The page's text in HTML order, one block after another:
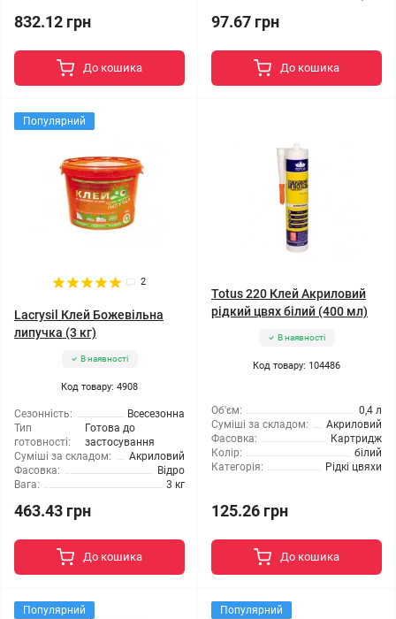
832.12 грн
До кошика
97.67 грн
До кошика
Популярний
2
Lacrysil Клей Божевільна
липучка (3 кг)
В наявності
Код товару: 4908
Сезонність:
Всесезонна
Тип
готовності:
Готова до
застосування
Суміші за складом:
Акриловий
Фасовка:
Відро
Вага:
3 кг
463.43 грн
До кошика
Totus 220 Клей Акриловий
рідкий цвях білий (400 мл)
В наявності
Код товару: 104486
Об'єм:
0,4 л
Суміші за складом:
Акриловий
Фасовка:
Картридж
Колір:
білий
Категорія:
Рідкі цвяхи
125.26 грн
До кошика
Популярний Популярний